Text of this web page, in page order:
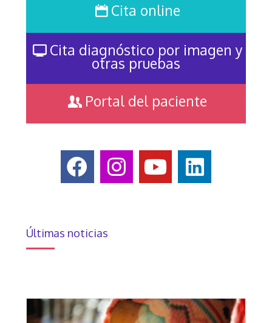
Cita online
Cita diagnóstico por imagen y
otras pruebas
Portal del paciente
Últimas noticias